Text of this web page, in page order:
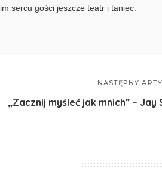
sercu gości jeszcze teatr i taniec.
NASTĘPNY
„Zacznij myśleć jak mnich” – Jay